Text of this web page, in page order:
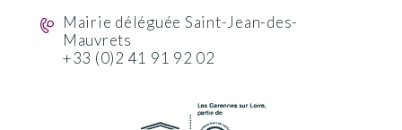
Mairie déléguée Saint-Jean-des-
Mauvrets
+33 (0)2 41 91 92 02